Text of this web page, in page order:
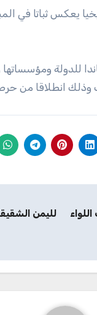
يعكس ثباتا في
للدولة
انطلاقا من
لليمن